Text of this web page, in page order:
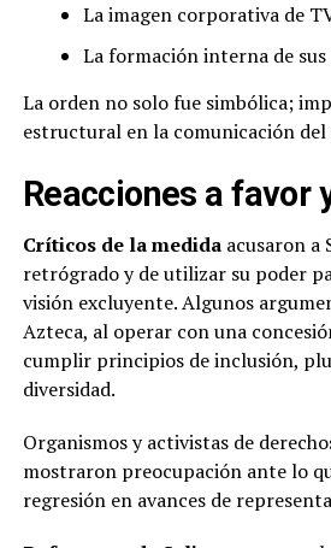
La imagen corporativa de
La formación interna de sus
La orden no solo fue simbólica;
estructural en la comunicación
Reacciones a favor
Críticos de la medidaacusaron a
retrógrado y de utilizar su poder
visión excluyente. Algunos
Azteca, al operar con una
cumplir principios de inclusión,
diversidad.
Organismos y activistas de
mostraron preocupación ante lo
regresión en avances de